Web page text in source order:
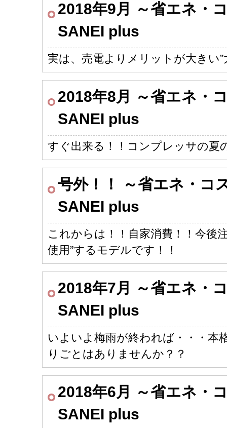
2018年9月 ～省エネ・
SANEI plus
実は、売電よりメリットが大きい”
2018年8月 ～省エネ・
SANEI plus
すぐ出来る！！コンプレッサの夏
号外！！ ～省エネ・コ
SANEI plus
これからは！！自家消費！！今後
使用”するモデルです！！
2018年7月 ～省エネ・
SANEI plus
いよいよ梅雨が終われば・・・本
りごとはありませんか？？
2018年6月 ～省エネ・
SANEI plus